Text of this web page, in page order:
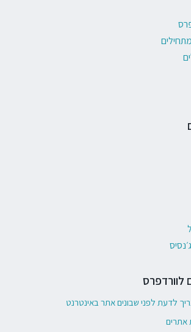
לוורדפרס
לדעת לפני שבונים אתר באינטרנט
אתרים